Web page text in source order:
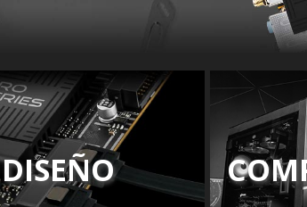
DISEÑO